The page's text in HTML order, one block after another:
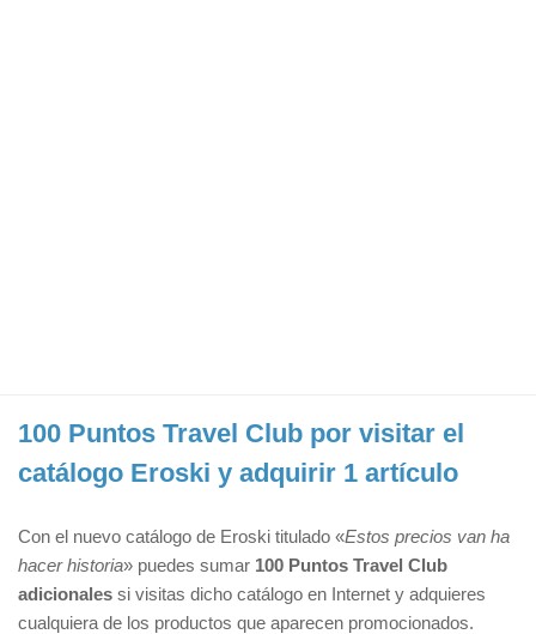
100 Puntos Travel Club por visitar el
catálogo Eroski y adquirir 1 artículo
Con el nuevo catálogo de Eroski titulado «Estos precios van ha
hacer historia» puedes sumar 100 Puntos Travel Club
adicionales si visitas dicho catálogo en Internet y adquieres
cualquiera de los productos que aparecen promocionados.